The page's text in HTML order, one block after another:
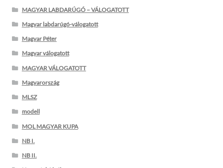
MAGYAR LABDARÚGÓ – VÁLOGATOTT
Magyar labdarúgó-válogatott
Magyar Péter
Magyar válogatott
MAGYAR VÁLOGATOTT
Magyarország
MLSZ
modell
MOL MAGYAR KUPA
NB I.
NB II.